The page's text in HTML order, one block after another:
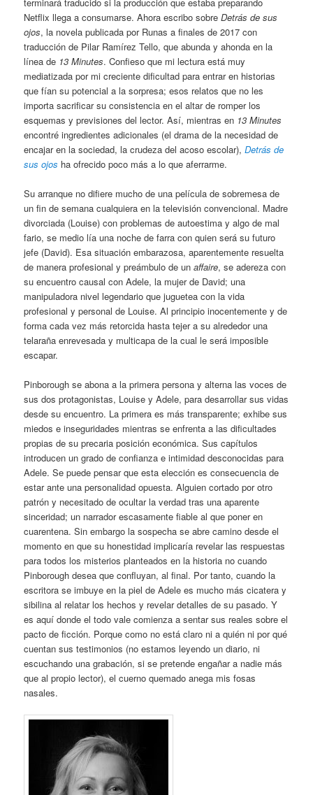
Netflix llega a consumarse. Ahora escribo sobreDetrás de sus
ojos, la novela publicada por Runas a finales de 2017 con
traducción de Pilar Ramírez Tello, que abunda y ahonda en la
línea de 13 Minutes. Confieso que mi lectura está muy
mediatizada por mi creciente dificultad para entrar en historias
que fían su potencial a la sorpresa; esos relatos que no les
importa sacrificar su consistencia en el altar de romper los
esquemas y previsiones del lector. Así, mientras en 13 Minutes
encontré ingredientes adicionales (el drama de la necesidad de
encajar en la sociedad, la crudeza del acoso escolar),Detrás de
sus ojos ha ofrecido poco más a lo que aferrarme.
Su arranque no difiere mucho de una película de sobremesa de
un fin de semana cualquiera en la televisión convencional. Madre
divorciada (Louise) con problemas de autoestima y algo de mal
fario, se medio lía una noche de farra con quien será su futuro
jefe (David). Esa situación embarazosa, aparentemente resuelta
de manera profesional y preámbulo de unaffaire, se adereza con
su encuentro causal con Adele, la mujer de David; una
manipuladora nivel legendario que juguetea con la vida
profesional y personal de Louise. Al principio inocentemente y de
forma cada vez más retorcida hasta tejer a su alrededor una
telaraña enrevesada y multicapa de la cual le será imposible
escapar.
Pinborough se abona a la primera persona y alterna las voces de
sus dos protagonistas, Louise y Adele, para desarrollar sus vidas
desde su encuentro. La primera es más transparente; exhibe sus
miedos e inseguridades mientras se enfrenta a las dificultades
propias de su precaria posición económica. Sus capítulos
introducen un grado de confianza e intimidad desconocidas para
Adele. Se puede pensar que esta elección es consecuencia de
estar ante una personalidad opuesta. Alguien cortado por otro
patrón y necesitado de ocultar la verdad tras una aparente
sinceridad; un narrador escasamente fiable al que poner en
cuarentena. Sin embargo la sospecha se abre camino desde el
momento en que su honestidad implicaría revelar las respuestas
para todos los misterios planteados en la historia no cuando
Pinborough desea que confluyan, al final. Por tanto, cuando la
escritora se imbuye en la piel de Adele es mucho más cicatera y
sibilina al relatar los hechos y revelar detalles de su pasado. Y
es aquí donde el todo vale comienza a sentar sus reales sobre el
pacto de ficción. Porque como no está claro ni a quién ni por qué
cuentan sus testimonios (no estamos leyendo un diario, ni
escuchando una grabación, si se pretende engañar a nadie más
que al propio lector), el cuerno quemado anega mis fosas
nasales.